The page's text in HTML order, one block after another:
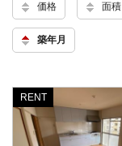
価格 面積
築年月
RENT